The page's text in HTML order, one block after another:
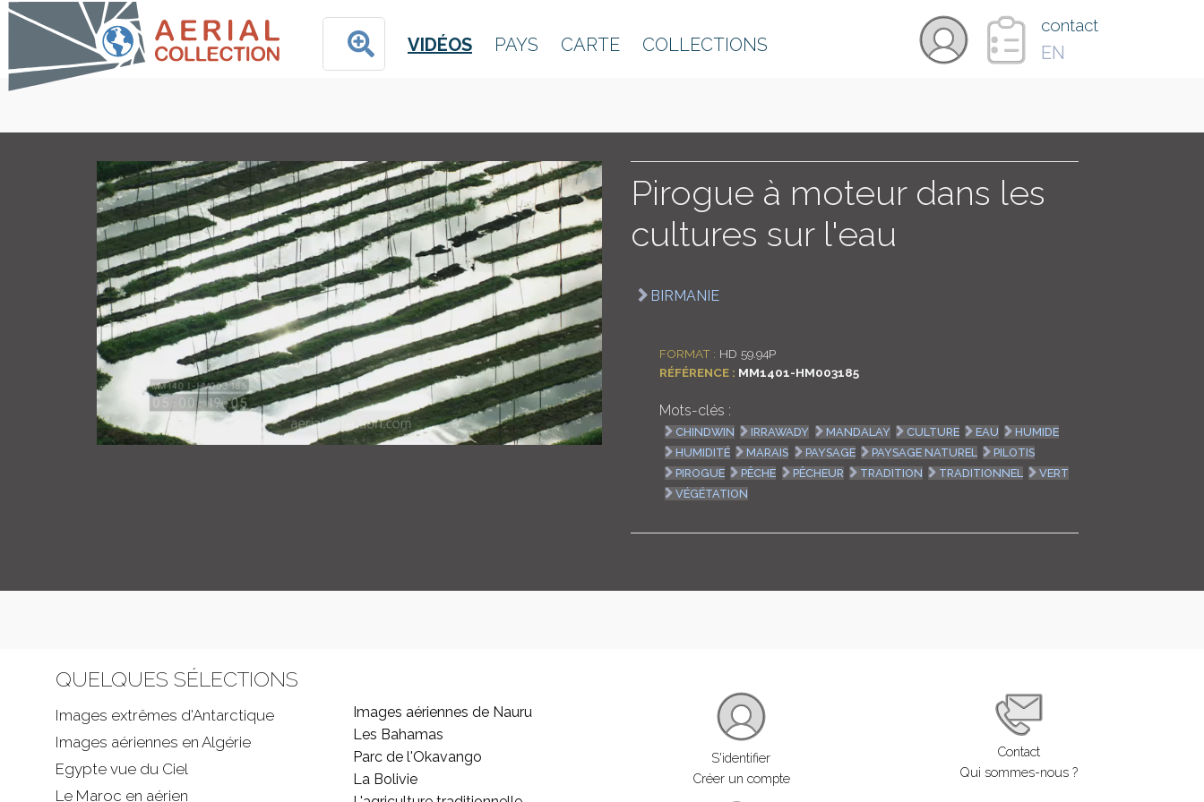
VIDÉOS PAYS CARTE COLLECTIONS
contact
EN
ENGLISH
Pirogue à moteur dans les
cultures sur l'eau
BIRMANIE
FORMAT : HD 59.94P
RÉFÉRENCE : MM1401-HM003185
Mots-clés :
CHINDWIN IRRAWADY MANDALAY CULTURE EAU
HUMIDE
HUMIDITÉ
MARAIS PAYSAGE PAYSAGE NATUREL
PILOTIS
PIROGUE
PÊCHE PÊCHEUR TRADITION TRADITIONNEL
VERT
VÉGÉTATION
QUELQUES SÉLECTIONS
Images extrêmes d'Antarctique
Images aériennes en Algérie
Egypte vue du Ciel
Le Maroc en aérien
Images aériennes de Nauru
Les Bahamas
Parc de l'Okavango
La Bolivie
S'identifier
Créer un compte
Contact
Qui sommes-nous ?